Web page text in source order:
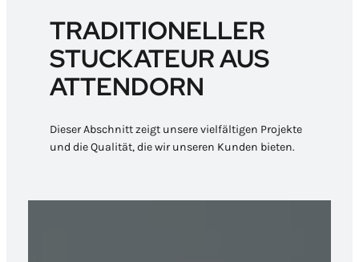
TRADITIONELLER
STUCKATEUR AUS
ATTENDORN
Dieser Abschnitt zeigt unsere vielfältigen Projekte
und die Qualität, die wir unseren Kunden bieten.